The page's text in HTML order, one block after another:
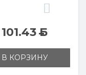
101.43Б
В КОРЗИНУ